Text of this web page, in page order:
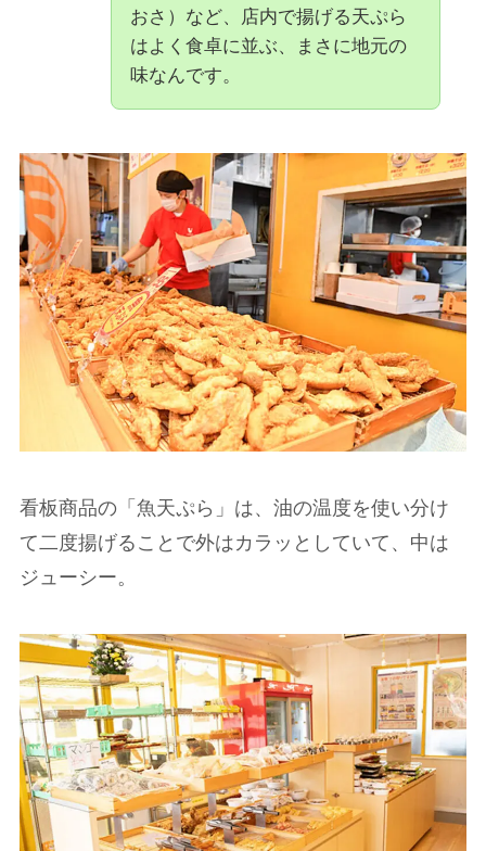
おさ）など、店内で揚げる天ぷら
はよく食卓に並ぶ、まさに地元の
味なんです。
看板商品の「魚天ぷら」は、油の温度を使い分け
て二度揚げることで外はカラッとしていて、中は
ジューシー。